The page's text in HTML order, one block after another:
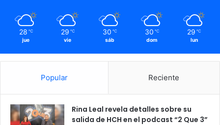
28 ℃
jue
29 ℃
vie
30 ℃
sáb
30 ℃
dom
29 ℃
lun
Popular Reciente
Rina Leal revela detalles sobre su
salida de HCH en el podcast “2 Que 3”